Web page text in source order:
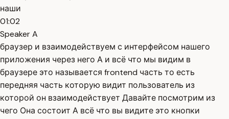
наши
01:02
Speaker A
браузер и взаимодействуем с интерфейсом нашего
приложения через него А и всё что мы видим в
браузере это называется frontend часть то есть
передняя часть которую видит пользователь из
которой он взаимодействует Давайте посмотрим из
чего Она состоит А всё что вы видите это кнопки